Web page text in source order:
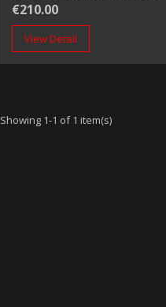
€210.00
View Detail
Showing 1-1 of 1 item(s)